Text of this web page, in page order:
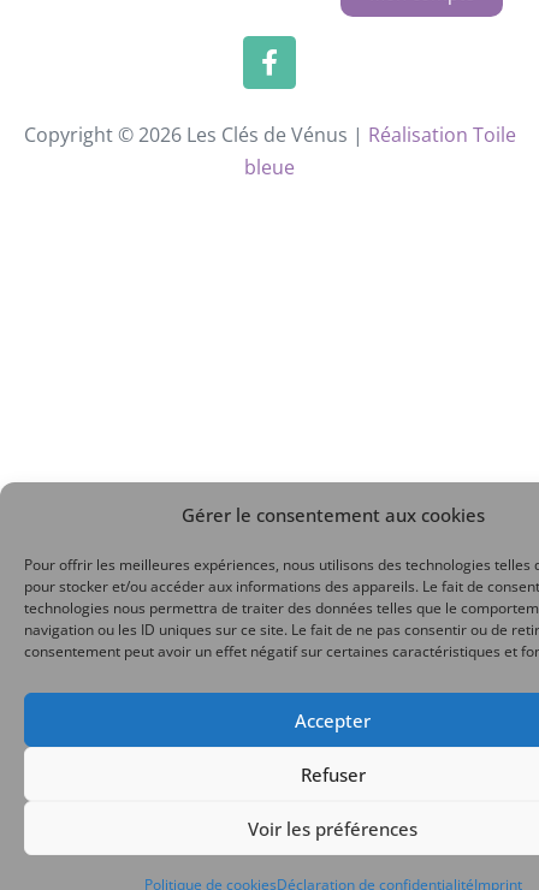
Gérer le consentement aux cookies
Pour offrir les meilleures expériences, nous utilisons des technologies telles
pour stocker et/ou accéder aux informations des appareils. Le fait de
technologies nous permettra de traiter des données telles que le
navigation ou les ID uniques sur ce site. Le fait de ne pas consentir ou de
consentement peut avoir un effet négatif sur certaines caractéristiques et
Accepter
Refuser
Voir les préférences
Politique de cookiesDéclaration de confidentialitéImprint
Copyright © 2026 Les Clés de Vénus | Réalisation Toile
bleue